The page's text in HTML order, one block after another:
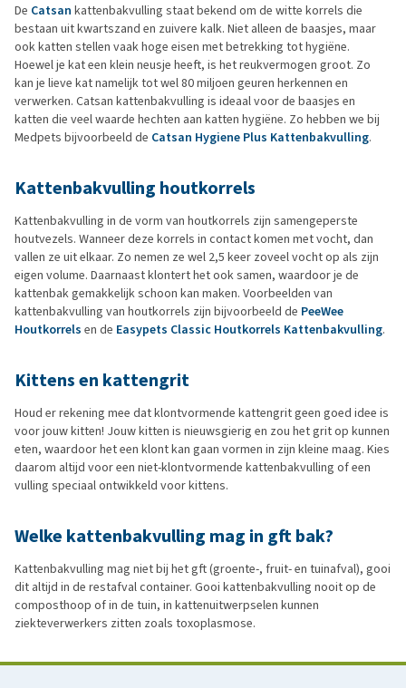
De Catsan kattenbakvulling staat bekend om de witte korrels die
bestaan uit kwartszand en zuivere kalk. Niet alleen de baasjes, maar
ook katten stellen vaak hoge eisen met betrekking tot hygiëne.
Hoewel je kat een klein neusje heeft, is het reukvermogen groot. Zo
kan je lieve kat namelijk tot wel 80 miljoen geuren herkennen en
verwerken. Catsan kattenbakvulling is ideaal voor de baasjes en
katten die veel waarde hechten aan katten hygiëne. Zo hebben we bij
Medpets bijvoorbeeld de Catsan Hygiene Plus Kattenbakvulling.
Kattenbakvulling houtkorrels
Kattenbakvulling in de vorm van houtkorrels zijn samengeperste
houtvezels. Wanneer deze korrels in contact komen met vocht, dan
vallen ze uit elkaar. Zo nemen ze wel 2,5 keer zoveel vocht op als zijn
eigen volume. Daarnaast klontert het ook samen, waardoor je de
kattenbak gemakkelijk schoon kan maken. Voorbeelden van
kattenbakvulling van houtkorrels zijn bijvoorbeeld de PeeWee
Houtkorrels en de Easypets Classic Houtkorrels Kattenbakvulling.
Kittens en kattengrit
Houd er rekening mee dat klontvormende kattengrit geen goed idee is
voor jouw kitten! Jouw kitten is nieuwsgierig en zou het grit op kunnen
eten, waardoor het een klont kan gaan vormen in zijn kleine maag. Kies
daarom altijd voor een niet-klontvormende kattenbakvulling of een
vulling speciaal ontwikkeld voor kittens.
Welke kattenbakvulling mag in gft bak?
Kattenbakvulling mag niet bij het gft (groente-, fruit- en tuinafval), gooi
dit altijd in de restafval container. Gooi kattenbakvulling nooit op de
composthoop of in de tuin, in kattenuitwerpselen kunnen
ziekteverwerkers zitten zoals toxoplasmose.